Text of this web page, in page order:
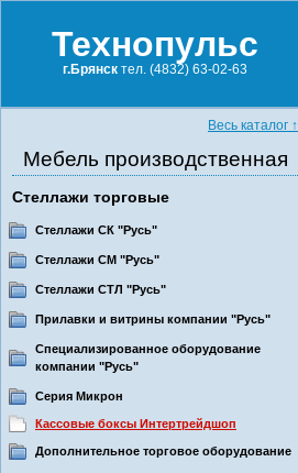
Технопульс
г.Брянск тел. (4832) 63-02-63
Весь каталог ↑
Мебель производственная
Стеллажи торговые
Стеллажи СК "Русь"
Стеллажи СМ "Русь"
Стеллажи СТЛ "Русь"
Прилавки и витрины компании "Русь"
Специализированное оборудование
компании "Русь"
Серия Микрон
Кассовые боксы Интертрейдшоп
Дополнительное торговое оборудование